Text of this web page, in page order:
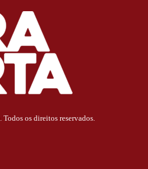
os direitos reservados.